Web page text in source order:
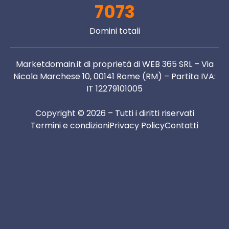
7073
Domini totali
Marketdomain.it di proprietà di WEB 365 SRL – Via
Nicola Marchese 10, 00141 Rome (RM) – Partita IVA:
IT 12279101005
Copyright © 2026 – Tutti i diritti riservati
Termini e condizioniPrivacy PolicyContatti